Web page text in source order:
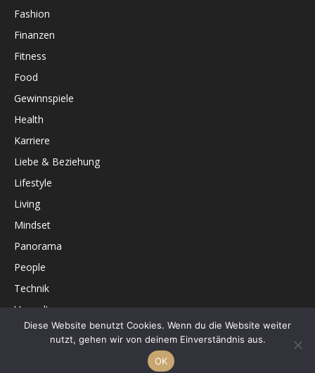
Fashion
Finanzen
Fitness
Food
Gewinnspiele
Health
Karriere
Liebe & Beziehung
Lifestyle
Living
Mindset
Panorama
People
Technik
Umwelt
Unterhaltung
Diese Website benutzt Cookies. Wenn du die Website weiter
nutzt, gehen wir von deinem Einverständnis aus.
OK